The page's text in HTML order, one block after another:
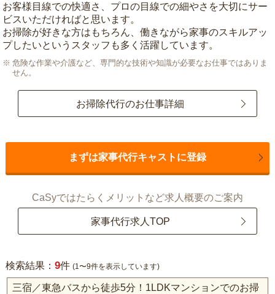
お客様目線での快適さ、プロの目線での細やさを大切にサー
ビスいただければと思います。
お掃除が好きな方はもちろん、働きながら家事のスキルアッ
プしたいというスタッフも多く活躍しています。
危険な作業や介護など、専門的な技術や知識が必要なお仕事ではありま
せん。
お掃除代行のお仕事詳細
まずは家事代行キャストに登録
CaSyではたらくメリットなど求人概要のご案内
家事代行求人TOP
検索結果： 9件 (1〜9件を表示しています)
三宿／東急バスから徒歩5分！1LDKマンションでのお掃